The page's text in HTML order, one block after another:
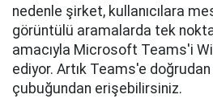
nedenle şirket, kullanıcılara
görüntülü aramalarda tek
amacıyla Microsoft Teams'i
ediyor. Artık Teams'e
çubuğundan erişebilirsiniz.